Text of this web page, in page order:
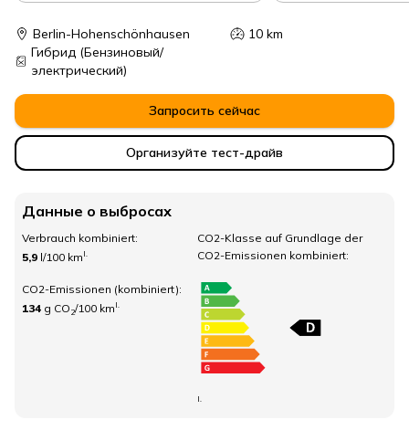
Berlin-Hohenschönhausen 10km
Гибрид(Бензиновый/
электрический)
Запросить сейчас
Организуйте тест-драйв
Данные о выбросах
Verbrauch kombiniert:
5,9 l/100 km I.
CO2-Emissionen (kombiniert):
134 g CO 2/100 km I.
CO2-Klasse auf Grundlage der
CO2-Emissionen kombiniert:
I.